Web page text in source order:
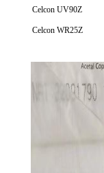
Celcon UV90Z
Celcon WR25Z